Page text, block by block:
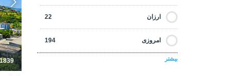
ارزان 22
امروزی 194
بیشتر